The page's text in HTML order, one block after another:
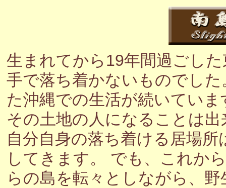
生まれてから19年間過ごし
手で落ち着かないものでし
た沖縄での生活が続いてい
その土地の人になることは
自分自身の落ち着ける居場
してきます。 でも、これか
らの島を転々としながら、